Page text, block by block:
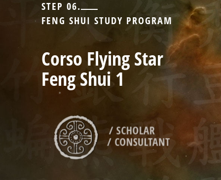
STEP 06.
FENG SHUI STUDY PROGRAM
Corso Flying Star
Feng Shui 1